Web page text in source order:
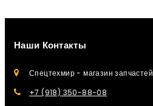
Наши Контакты
Спецтехмир - магазин запчастей
+7 (918) 350-88-08